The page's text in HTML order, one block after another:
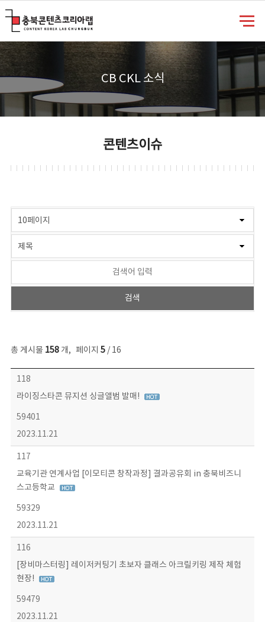
CB CKL 소식
콘텐츠이슈
총 게시물 158개, 페이지 5/ 16
콘텐츠이슈 목록 - 번호, 제목, 작성자, 파일, 조회수, 작성일 정보 제공
118
라이징스타콘 뮤지션 싱글앨범 발매!
59401
2023.11.21
117
교육기관 연계사업 [이모티콘 창작과정] 결과공유회 in 충북비즈니
스고등학교
59329
2023.11.21
116
[장비마스터링] 레이저커팅기 초보자 클래스 아크릴키링 제작 체험
현장!
59479
2023.11.21